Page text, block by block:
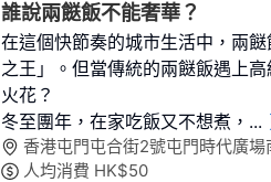
誰說兩餸飯不能奢華？
在這個快節奏的城市生活中，兩
之王」。但當傳統的兩餸飯遇上
火花？
冬至團年，在家吃飯又不想煮， ...
香港屯門屯合街2號屯門時代廣場
人均消費 HK$50